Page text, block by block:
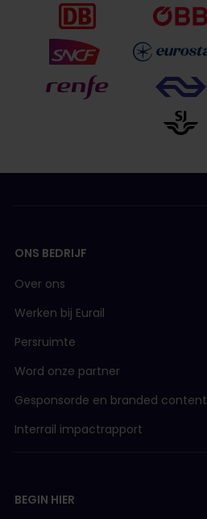
ONS BEDRIJF
Over ons
Werken bij Eurail
Persruimte
Word onze partner
Gesponsorde en branded content
Interrail impactrapport
BEGIN HIER